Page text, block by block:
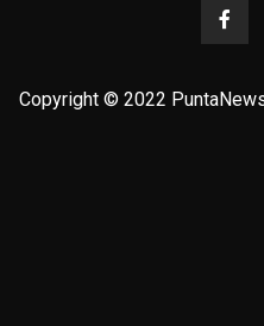
Copyright © 2022